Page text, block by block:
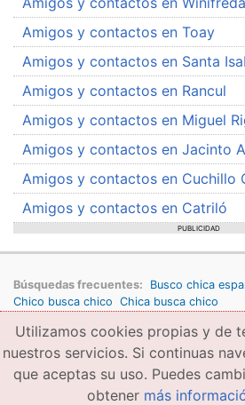
Amigos y contactos en Toay
Amigos y contactos en Santa
Amigos y contactos en Rancul
Amigos y contactos en Miguel
Amigos y contactos en Jacinto
Amigos y contactos en Cuchillo
Amigos y contactos en Catriló
PUBLICIDAD
Búsquedas frecuentes: Busco chica
Chico busca chico Chica busca chico
Copyright © 2026 amigae.com
Política de privacidad
Copyright
Utilizamos cookies propias y de
nuestros servicios. Si continuas
que aceptas su uso. Puedes
obtener más